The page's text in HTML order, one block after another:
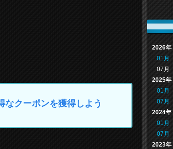
クーポンを獲得しよう
2026年
01月
07月
2025年
01月
07月
2024年
01月
07月
2023年